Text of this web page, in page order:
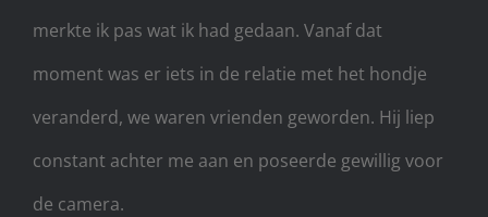
merkte ik pas wat ik had gedaan. Vanaf dat
moment was er iets in de relatie met het hondje
veranderd, we waren vrienden geworden. Hij liep
constant achter me aan en poseerde gewillig voor
de camera.